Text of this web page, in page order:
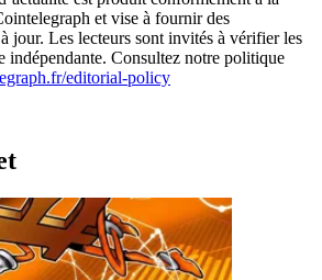
et vise à fournir des
jour. Les lecteurs sont invités à vérifier les
indépendante. Consultez notre politique
editorial-policy